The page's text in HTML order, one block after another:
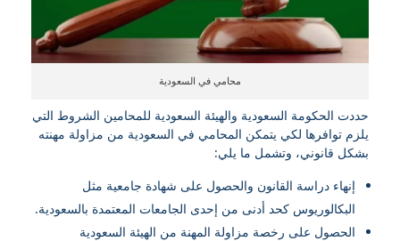
محامي في السعودية
حددت الحكومة السعودية والهيئة السعودية للمحامين الشروط التي
يلزم توافرها لكي يتمكن المحامي في السعودية من مزاولة مهنته
بشكل قانوني، وتشمل ما يلي:
إنهاء دراسة القانون والحصول على شهادة جامعية مثل
البكالوريوس كحد أدنى من إحدى الجامعات المعتمدة بالسعودية.
الحصول على رخصة مزاولة المهنة من الهيئة السعودية